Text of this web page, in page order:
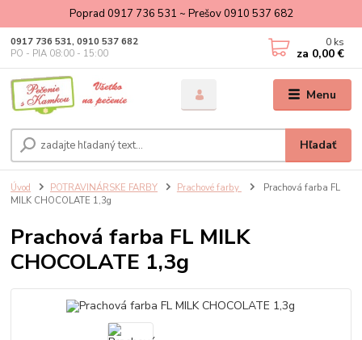
Poprad 0917 736 531 ~ Prešov 0910 537 682
Menu
Hľadať
0917 736 531, 0910 537 682
PO - PIA 08:00 - 15:00
0 ks
za 0,00 €
Úvod POTRAVINÁRSKE FARBY Prachové farby
Prachová farba FL
MILK CHOCOLATE 1,3g
Prachová farba FL MILK
CHOCOLATE 1,3g